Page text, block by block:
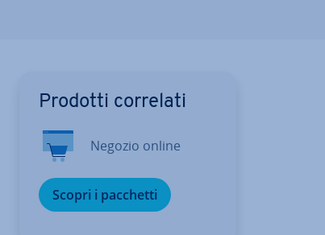
Prodotti correlati
Negozio online
Scopri i pacchetti